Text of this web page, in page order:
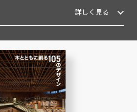
詳しく見る
詳しく見る
詳しく見る
詳しく見る
詳しく見る
詳しく見る
詳しく見る
詳しく見る
詳しく見る
詳しく見る
詳しく見る
詳しく見る
詳しく見る